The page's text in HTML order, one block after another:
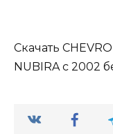
Скачать
NUBIRA с 2002